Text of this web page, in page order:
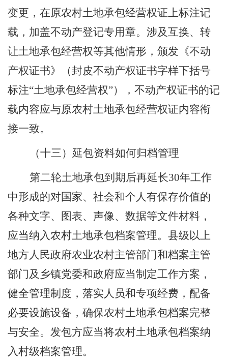
变更，在原农村土地承包经营权证上标注记
载，加盖不动产登记专用章。涉及互换、转
让土地承包经营权等其他情形，颁发《不动
产权证书》（封皮不动产权证书字样下括号
标注“土地承包经营权”），不动产权证书的记
载内容应与原农村土地承包经营权证内容衔
接一致。
（十三）延包资料如何归档管理
第二轮土地承包到期后再延长30年工作
中形成的对国家、社会和个人有保存价值的
各种文字、图表、声像、数据等文件材料，
应当纳入农村土地承包档案管理。县级以上
地方人民政府农业农村主管部门和档案主管
部门及乡镇党委和政府应当制定工作方案，
健全管理制度，落实人员和专项经费，配备
必要设施设备，确保农村土地承包档案完整
与安全。发包方应当将农村土地承包档案纳
入村级档案管理。